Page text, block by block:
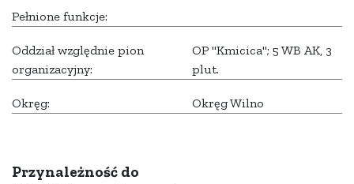
Pełnione funkcje:
Oddział względnie pion
organizacyjny:
OP "Kmicica"; 5 WB AK, 3
plut.
Okręg: Okręg Wilno
Przynależność do